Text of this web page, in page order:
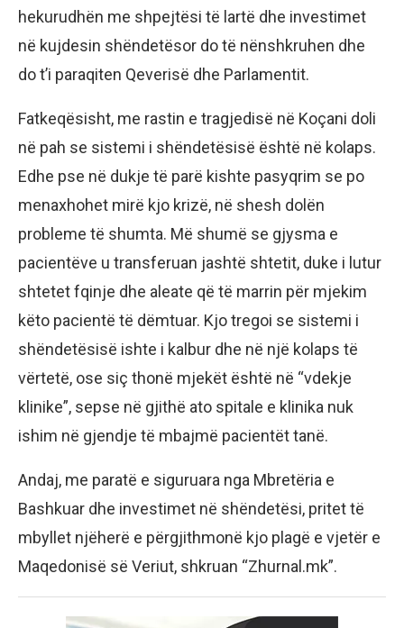
hekurudhën me shpejtësi të lartë dhe investimet
në kujdesin shëndetësor do të nënshkruhen dhe
do t’i paraqiten Qeverisë dhe Parlamentit.
Fatkeqësisht, me rastin e tragjedisë në Koçani doli
në pah se sistemi i shëndetësisë është në kolaps.
Edhe pse në dukje të parë kishte pasyqrim se po
menaxhohet mirë kjo krizë, në shesh dolën
probleme të shumta. Më shumë se gjysma e
pacientëve u transferuan jashtë shtetit, duke i lutur
shtetet fqinje dhe aleate që të marrin për mjekim
këto pacientë të dëmtuar. Kjo tregoi se sistemi i
shëndetësisë ishte i kalbur dhe në një kolaps të
vërtetë, ose siç thonë mjekët është në “vdekje
klinike”, sepse në gjithë ato spitale e klinika nuk
ishim në gjendje të mbajmë pacientët tanë.
Andaj, me paratë e siguruara nga Mbretëria e
Bashkuar dhe investimet në shëndetësi, pritet të
mbyllet njëherë e përgjithmonë kjo plagë e vjetër e
Maqedonisë së Veriut, shkruan “Zhurnal.mk”.